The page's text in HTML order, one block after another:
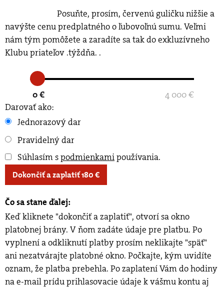
navýšte cenu predplatného o ľubovoľnú sumu. Veľmi
nám tým pomôžete a zaradíte sa tak do exkluzívneho
Klubu priateľov .týždňa. .
0 €
4 000 €
Darovať ako:
Jednorazový dar
Pravidelný dar
Súhlasím spodmienkamipoužívania.
Dokončiť a zaplatiť180€
Čo sa stane ďalej:
Keď kliknete "dokončiť a zaplatiť", otvorí sa okno
platobnej brány. V ňom zadáte údaje pre platbu. Po
vyplnení a odkliknutí platby prosím neklikajte "späť"
ani nezatvárajte platobné okno. Počkajte, kým uvidíte
oznam, že platba prebehla. Po zaplatení Vám do hodiny
na e-mail prídu prihlasovacie údaje k vášmu kontu aj